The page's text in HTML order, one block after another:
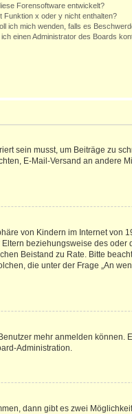
Forensoftware entwickelt?
Funktion x oder y nicht enthalten?
ich mich wenden, falls es
einen Administrator des Boards
sein musst, um Beiträge zu
E-Mail-Versand an andere
von Kindern im Internet von
beziehungsweise des
Beistand zu Rate. Bitte
die unter der Frage „An
mehr anmelden können.
Administration.
dann gibt es zwei